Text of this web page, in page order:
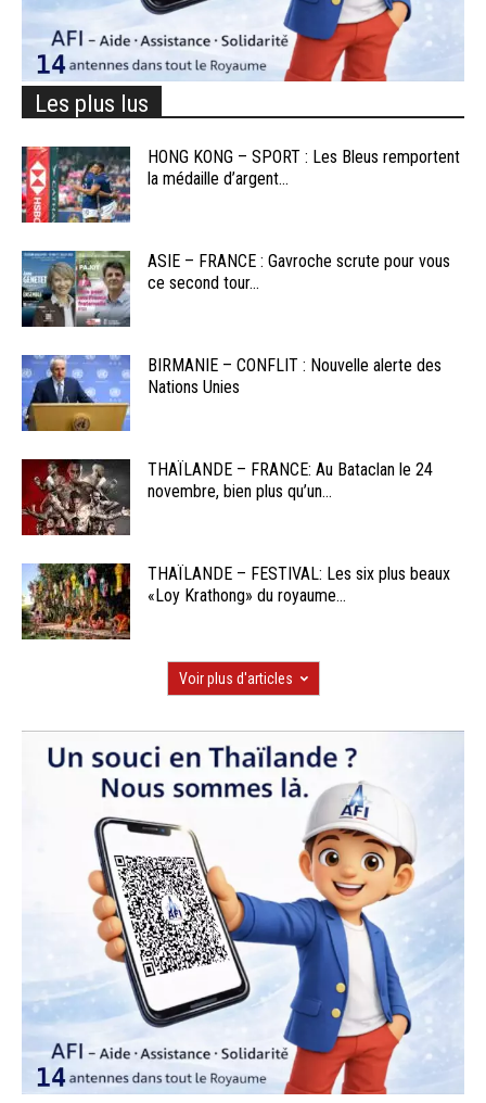
Les plus lus
HONG KONG – SPORT : Les Bleus remportent
la médaille d’argent...
ASIE – FRANCE : Gavroche scrute pour vous
ce second tour...
BIRMANIE – CONFLIT : Nouvelle alerte des
Nations Unies
THAÏLANDE – FRANCE: Au Bataclan le 24
novembre, bien plus qu’un...
THAÏLANDE – FESTIVAL: Les six plus beaux
«Loy Krathong» du royaume...
Voir plus d'articles